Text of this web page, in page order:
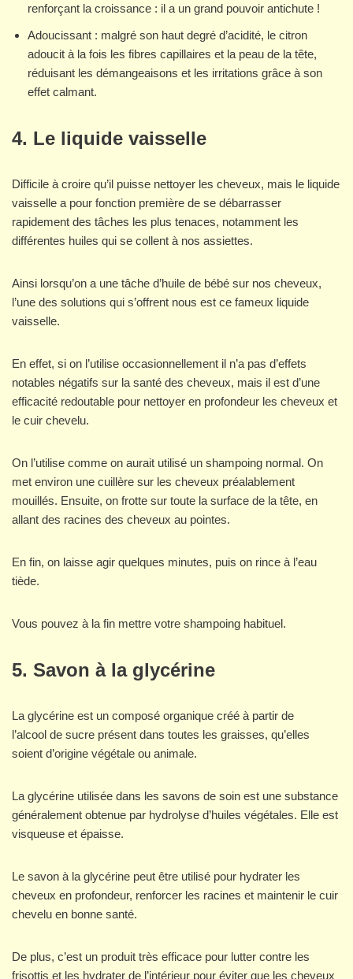
renforçant la croissance : il a un grand pouvoir antichute !
Adoucissant : malgré son haut degré d’acidité, le citron
adoucit à la fois les fibres capillaires et la peau de la tête,
réduisant les démangeaisons et les irritations grâce à son
effet calmant.
4. Le liquide vaisselle
Difficile à croire qu’il puisse nettoyer les cheveux, mais le liquide
vaisselle a pour fonction première de se débarrasser
rapidement des tâches les plus tenaces, notamment les
différentes huiles qui se collent à nos assiettes.
Ainsi lorsqu’on a une tâche d’huile de bébé sur nos cheveux,
l’une des solutions qui s’offrent nous est ce fameux liquide
vaisselle.
En effet, si on l’utilise occasionnellement il n’a pas d’effets
notables négatifs sur la santé des cheveux, mais il est d’une
efficacité redoutable pour nettoyer en profondeur les cheveux et
le cuir chevelu.
On l’utilise comme on aurait utilisé un shampoing normal. On
met environ une cuillère sur les cheveux préalablement
mouillés. Ensuite, on frotte sur toute la surface de la tête, en
allant des racines des cheveux au pointes.
En fin, on laisse agir quelques minutes, puis on rince à l’eau
tiède.
Vous pouvez à la fin mettre votre shampoing habituel.
5. Savon à la glycérine
La glycérine est un composé organique créé à partir de
l’alcool de sucre présent dans toutes les graisses, qu’elles
soient d’origine végétale ou animale.
La glycérine utilisée dans les savons de soin est une substance
généralement obtenue par hydrolyse d’huiles végétales. Elle est
visqueuse et épaisse.
Le savon à la glycérine peut être utilisé pour hydrater les
cheveux en profondeur, renforcer les racines et maintenir le cuir
chevelu en bonne santé.
De plus, c’est un produit très efficace pour lutter contre les
frisottis et les hydrater de l’intérieur pour éviter que les cheveux